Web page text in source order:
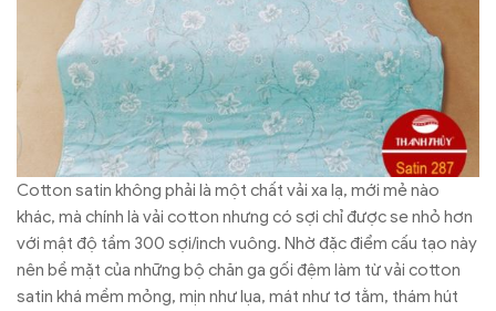
Cotton satin không phải là một chất vải xa lạ, mới mẻ nào
khác, mà chính là vải cotton nhưng có sợi chỉ được se nhỏ hơn
với mật độ tầm 300 sợi/inch vuông. Nhờ đặc điểm cấu tạo này
nên bề mặt của những bộ chăn ga gối đệm làm từ vải cotton
satin khá mềm mỏng, mịn như lụa, mát như tơ tằm, thám hút